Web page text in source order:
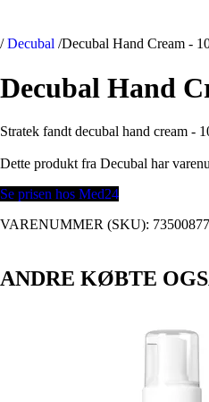
/ Decubal /Decubal Hand Cream -
Decubal Hand
Stratek fandt decubal hand cream -
Dette produkt fra Decubal har
Se prisen hos Med24
VARENUMMER (SKU):
ANDRE KØBTE